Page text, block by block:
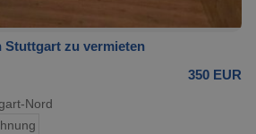
Stuttgart zu vermieten
350 EUR
Nord